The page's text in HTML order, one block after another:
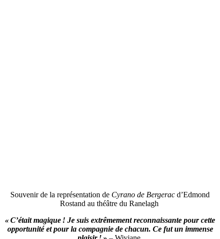
Souvenir de la représentation de Cyrano de Bergerac d’Edmond
Rostand au théâtre du Ranelagh
« C’était magique ! Je suis extrêmement reconnaissante pour cette
opportunité et pour la compagnie de chacun. Ce fut un immense